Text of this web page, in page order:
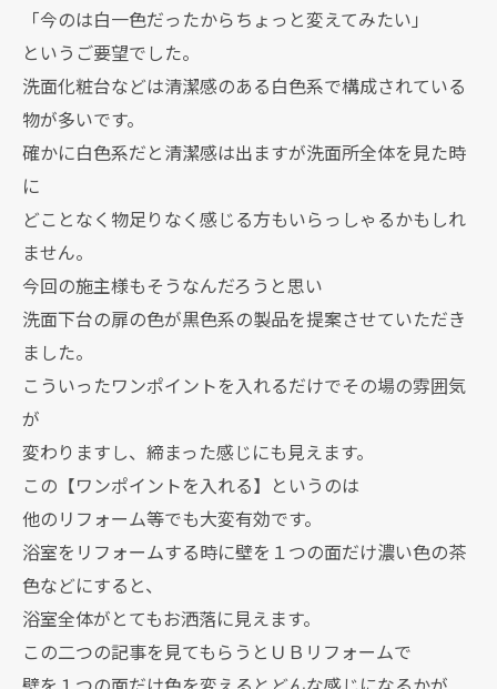
「今のは白一色だったからちょっと変えてみたい」
というご要望でした。
洗面化粧台などは清潔感のある白色系で構成されている
物が多いです。
確かに白色系だと清潔感は出ますが洗面所全体を見た時
に
どことなく物足りなく感じる方もいらっしゃるかもしれ
ません。
今回の施主様もそうなんだろうと思い
洗面下台の扉の色が黒色系の製品を提案させていただき
ました。
こういったワンポイントを入れるだけでその場の雰囲気
が
変わりますし、締まった感じにも見えます。
この【ワンポイントを入れる】というのは
他のリフォーム等でも大変有効です。
浴室をリフォームする時に壁を１つの面だけ濃い色の茶
色などにすると、
浴室全体がとてもお洒落に見えます。
この二つの記事を見てもらうとＵＢリフォームで